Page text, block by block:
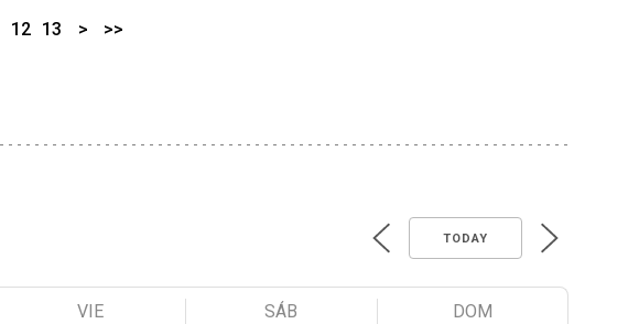
12 13 > >>
TODAY
VIE SÁB DOM